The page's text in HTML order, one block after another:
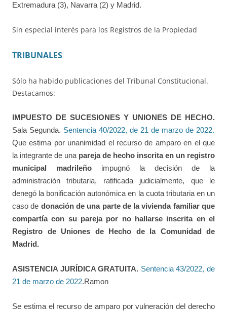
Extremadura (3), Navarra (2) y Madrid.
Sin especial interés para los Registros de la Propiedad
TRIBUNALES
Sólo ha habido publicaciones del Tribunal Constitucional.
Destacamos:
IMPUESTO DE SUCESIONES Y UNIONES DE HECHO.
Sala Segunda. Sentencia 40/2022, de 21 de marzo de 2022.
Que estima por unanimidad el recurso de amparo en el que
la integrante de una pareja de hecho inscrita en un registro
municipal madrileño impugnó la decisión de la
administración tributaria, ratificada judicialmente, que le
denegó la bonificación autonómica en la cuota tributaria en un
caso de donación de una parte de la vivienda familiar que
compartía con su pareja por no hallarse inscrita en el
Registro de Uniones de Hecho de la Comunidad de
Madrid.
ASISTENCIA JURÍDICA GRATUITA. Sentencia 43/2022, de
21 de marzo de 2022.Ramon
Se estima el recurso de amparo por vulneración del derecho